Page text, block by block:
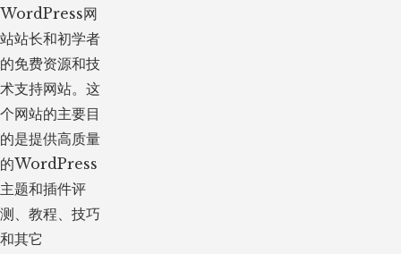
WordPress网
站站长和初学者
的免费资源和技
术支持网站。这
个网站的主要目
的是提供高质量
的WordPress
主题和插件评
测、教程、技巧
和其它